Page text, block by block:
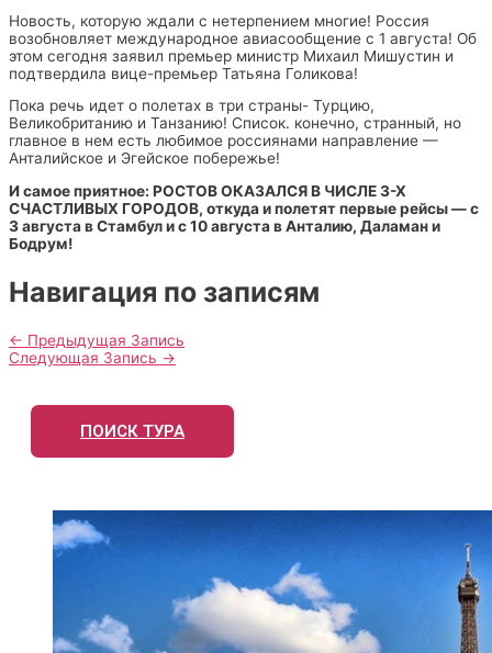
Новость, которую ждали с нетерпением многие! Россия
возобновляет международное авиасообщение с 1 августа! Об
этом сегодня заявил премьер министр Михаил Мишустин и
подтвердила вице-премьер Татьяна Голикова!
Пока речь идет о полетах в три страны- Турцию,
Великобританию и Танзанию! Список. конечно, странный, но
главное в нем есть любимое россиянами направление —
Анталийское и Эгейское побережье!
И самое приятное: РОСТОВ ОКАЗАЛСЯ В ЧИСЛЕ 3-Х
СЧАСТЛИВЫХ ГОРОДОВ, откуда и полетят первые рейсы — с
3 августа в Стамбул и с 10 августа в Анталию, Даламан и
Бодрум!
Навигация по записям
← Предыдущая Запись
Следующая Запись →
ПОИСК ТУРА